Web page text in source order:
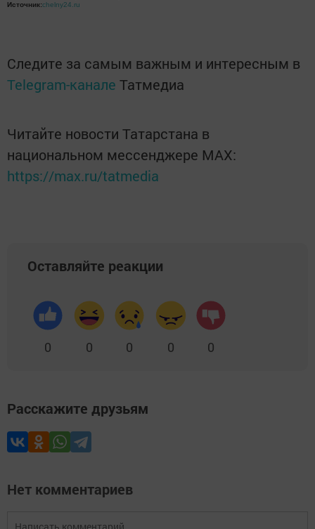
Источник:chelny24.ru
Следите за самым важным и интересным в
Telegram-канале Татмедиа
Читайте новости Татарстана в
национальном мессенджере MАХ:
https://max.ru/tatmedia
Оставляйте реакции
0 0 0 0 0
Расскажите друзьям
Нет комментариев